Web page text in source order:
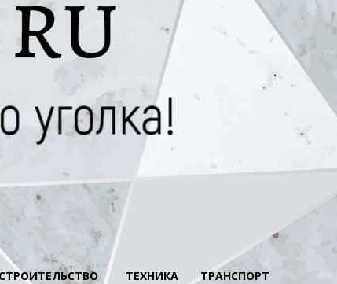
СТРОИТЕЛЬСТВО ТЕХНИКА ТРАНСПОРТ